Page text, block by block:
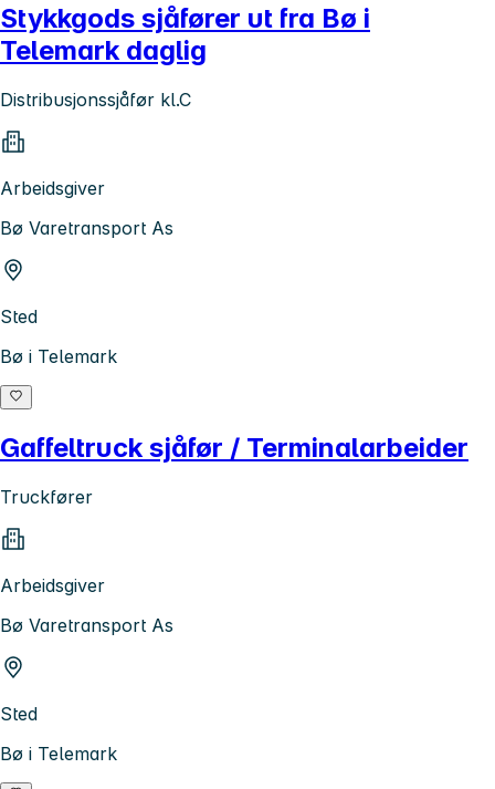
Stykkgods sjåfører ut fra Bø i
Telemark daglig
Distribusjonssjåfør kl.C
Arbeidsgiver
Bø Varetransport As
Sted
Bø i Telemark
Gaffeltruck sjåfør / Terminalarbeider
Truckfører
Arbeidsgiver
Bø Varetransport As
Sted
Bø i Telemark